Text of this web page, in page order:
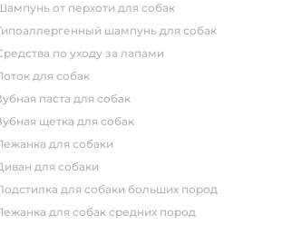
шампунь от перхоти для собак
гипоаллергенный шампунь для собак
средства по уходу за лапами
лоток для собак
зубная паста для собак
зубная щетка для собак
лежанка для собаки
диван для собаки
подстилка для собаки больших пород
лежанка для собак средних пород